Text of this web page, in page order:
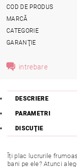
COD DE PRODUS
MARCĂ
CATEGORIE
GARANŢIE
intrebare
DESCRIERE
PARAMETRI
DISCUŢIE
Îți plac lucrurile
bani pe ele? Atunci